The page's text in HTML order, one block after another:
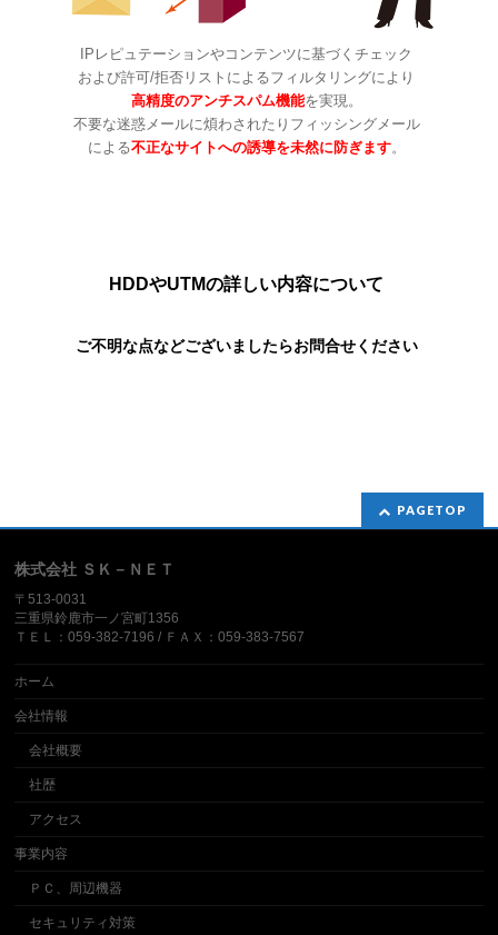
IPレピュテーションやコンテンツに基づくチェック
および許可/拒否リストによるフィルタリングにより
高精度のアンチスパム機能を実現。
不要な迷惑メールに煩わされたりフィッシングメール
による不正なサイトへの誘導を未然に防ぎます。
HDDやUTMの詳しい内容について
ご不明な点などございましたらお問合せください
PAGETOP
株式会社 ＳＫ－ＮＥＴ
〒513-0031
三重県鈴鹿市一ノ宮町1356
ＴＥＬ：059-382-7196 / ＦＡＸ：059-383-7567
ホーム
会社情報
会社概要
社歴
アクセス
事業内容
ＰＣ、周辺機器
セキュリティ対策